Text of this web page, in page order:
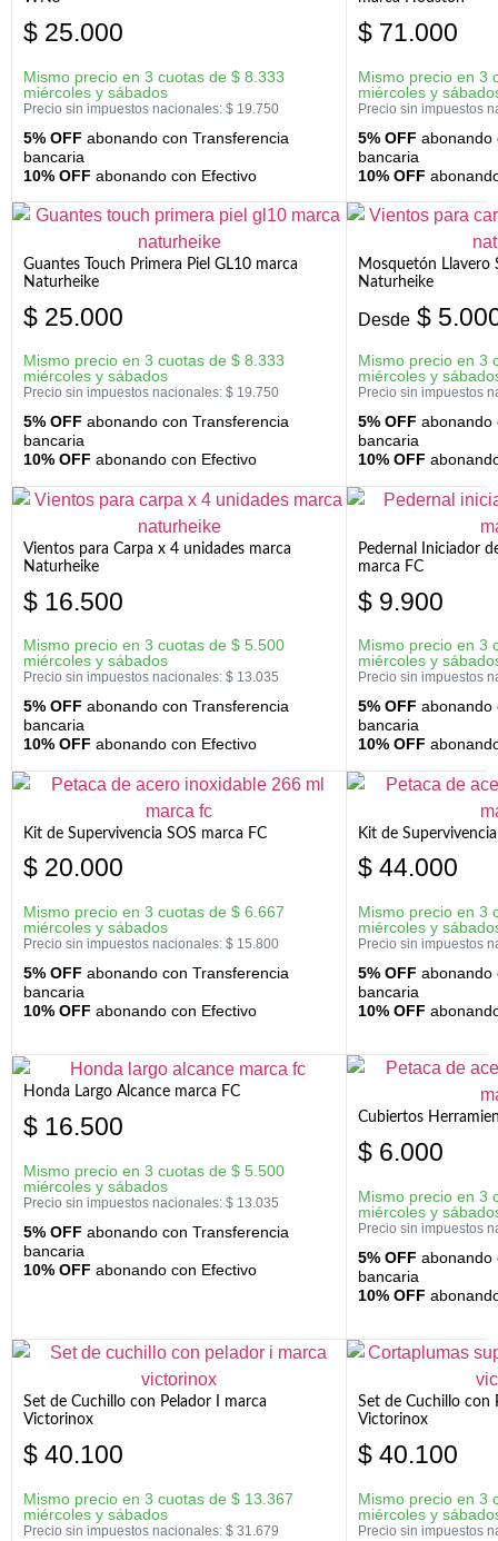
$ 25.000
Mismo precio en 3 cuotas de $ 8.333
miércoles y sábados
Precio sin impuestos nacionales: $ 19.750
5% OFF abonando con Transferencia
bancaria
10% OFF abonando con Efectivo
$ 71.000
Mismo precio en 3
miércoles y
Precio sin impuestos
5% OFF abonando
bancaria
10% OFF
Guantes Touch Primera Piel GL10 marca
Naturheike
$ 25.000
Mismo precio en 3 cuotas de $ 8.333
miércoles y sábados
Precio sin impuestos nacionales: $ 19.750
5% OFF abonando con Transferencia
bancaria
10% OFF abonando con Efectivo
Mosquetón Llavero
Naturheike
Desde $
Mismo precio en 3
miércoles y
Precio sin impuestos
5% OFF abonando
bancaria
10% OFF
Vientos para Carpa x 4 unidades marca
Naturheike
$ 16.500
Mismo precio en 3 cuotas de $ 5.500
miércoles y sábados
Precio sin impuestos nacionales: $ 13.035
5% OFF abonando con Transferencia
bancaria
10% OFF abonando con Efectivo
Pedernal Iniciador
marca FC
$ 9.900
Mismo precio en 3
miércoles y
Precio sin impuestos
5% OFF abonando
bancaria
10% OFF
Kit de Supervivencia SOS marca FC
$ 20.000
Mismo precio en 3 cuotas de $ 6.667
miércoles y sábados
Precio sin impuestos nacionales: $ 15.800
5% OFF abonando con Transferencia
bancaria
10% OFF abonando con Efectivo
Kit de
$ 44.000
Mismo precio en 3
miércoles y
Precio sin impuestos
5% OFF abonando
bancaria
10% OFF
Honda Largo Alcance marca FC
$ 16.500
Mismo precio en 3 cuotas de $ 5.500
miércoles y sábados
Precio sin impuestos nacionales: $ 13.035
5% OFF abonando con Transferencia
bancaria
10% OFF abonando con Efectivo
Cubiertos
$ 6.000
Mismo precio en 3
miércoles y
Precio sin impuestos
5% OFF abonando
bancaria
10% OFF
Set de Cuchillo con Pelador I marca
Victorinox
$ 40.100
Mismo precio en 3 cuotas de $ 13.367
miércoles y sábados
Precio sin impuestos nacionales: $ 31.679
Set de Cuchillo con
Victorinox
$ 40.100
Mismo precio en 3
miércoles y
Precio sin impuestos